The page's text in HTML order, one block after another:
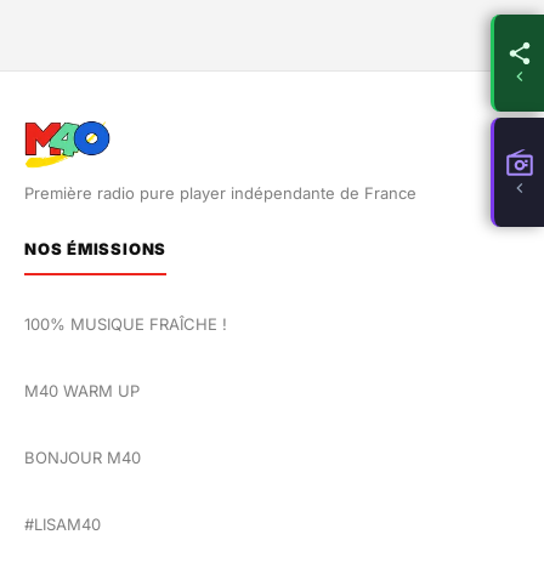
Première radio pure player indépendante de France
NOS ÉMISSIONS
100% MUSIQUE FRAÎCHE !
M40 WARM UP
BONJOUR M40
#LISAM40